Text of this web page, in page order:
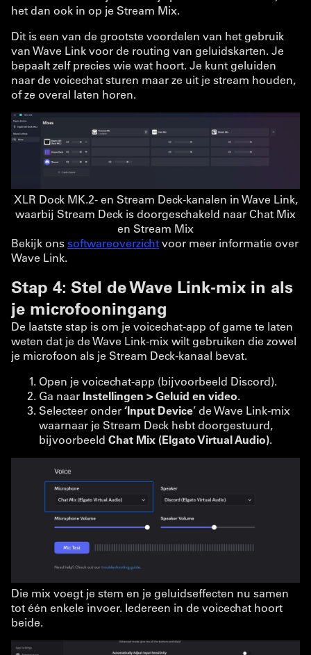
het dan ook in op je Stream Mix.
Dit is een van de grootste voordelen van het gebruik
van Wave Link voor de routing van geluidskarten. Je
bepaalt zelf precies wie wat hoort. Je kunt geluiden
naar de voicechat sturen maar ze uit je stream houden,
of ze overal laten horen.
XLR Dock MK.2- en Stream Deck-kanalen in Wave Link,
waarbij Stream Deck is doorgeschakeld naar Chat Mix
en Stream Mix
Bekijk onssoftwareoverzichtvoor meer informatie over
Wave Link.
Stap 4: Stel de Wave Link-mix in als
je microfooningang
De laatste stap is om je voicechat-app of game te laten
weten dat je de Wave Link-mix wilt gebruiken die zowel
je microfoon als je Stream Deck-kanaal bevat.
Open je voicechat-app (bijvoorbeeld Discord).
Ga naar Instellingen > Geluid en video.
Selecteer onder‘Input Device’ de Wave Link-mix
waarnaar je Stream Deck hebt doorgestuurd,
bijvoorbeeld Chat Mix (Elgato Virtual Audio).
Die mix voegt je stem en je geluidseffecten nu samen
tot één enkele invoer. Iedereen in de voicechat hoort
beide.